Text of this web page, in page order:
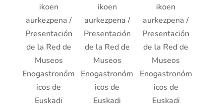
ikoen
aurkezpena /
Presentación
de la Red de
Museos
Enogastronóm
icos de
Euskadi
ikoen
aurkezpena /
Presentación
de la Red de
Museos
Enogastronóm
icos de
Euskadi
ikoen
aurkezpena /
Presentación
de la Red de
Museos
Enogastronóm
icos de
Euskadi